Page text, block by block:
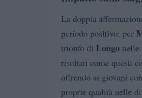
La doppia
periodo positivo: per
trionfo di Longo nelle
risultati come questi
offrendo ai giovani
proprie qualità nelle